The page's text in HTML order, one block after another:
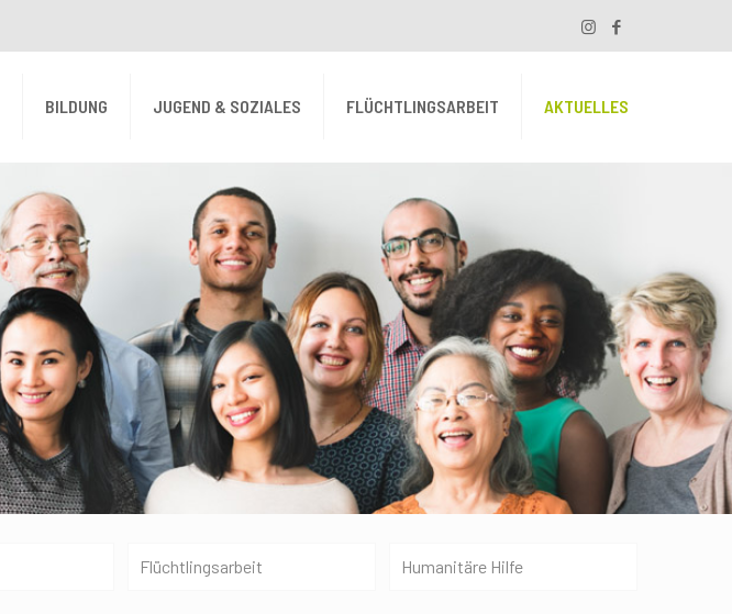
BILDUNG JUGEND & SOZIALES FLÜCHTLINGSARBEIT AKTUELLES
Flüchtlingsarbeit Humanitäre Hilfe